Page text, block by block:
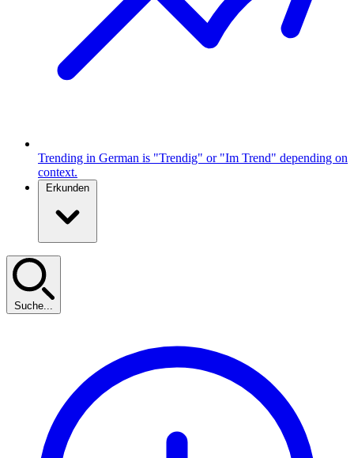
Trending in German is "Trendig" or "Im Trend" depending on
context.
Erkunden
Suche...